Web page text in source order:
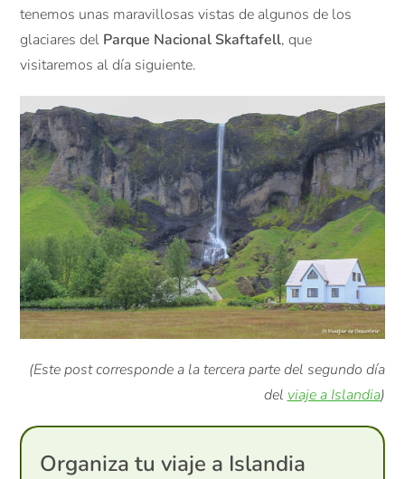
tenemos unas maravillosas vistas de algunos de los
glaciares del Parque Nacional Skaftafell, que
visitaremos al día siguiente.
(Este post corresponde a la tercera parte del segundo día
del viaje a Islandia)
Organiza tu viaje a Islandia